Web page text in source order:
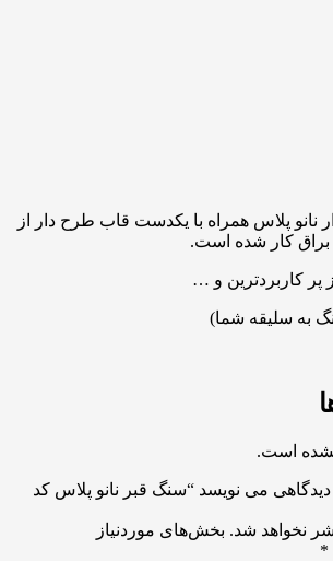
نانو پلاس همراه با یکدست قاب طرح دار از
کار شده است.
پر کاربردترین و …
به سلیقه شما)
است.
می نویسد “سنگ قبر نانو پلاس کد
نخواهد شد. بخش‌های موردنیاز
*